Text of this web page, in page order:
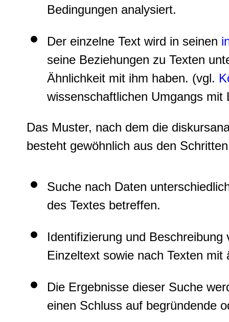
Bedingungen analysiert.
Der einzelne Text wird in seinen
seine Beziehungen zu Texten
Ähnlichkeit mit ihm haben. (vgl.
wissenschaftlichen Umgangs mit
Das Muster, nach dem die
besteht gewöhnlich aus den
Suche nach Daten
des Textes betreffen.
Identifizierung und
Einzeltext sowie nach Texten
Die Ergebnisse dieser Suche
einen Schluss auf begründende